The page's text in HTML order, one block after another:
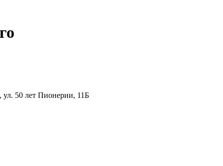
50 лет Пионерии, 11Б